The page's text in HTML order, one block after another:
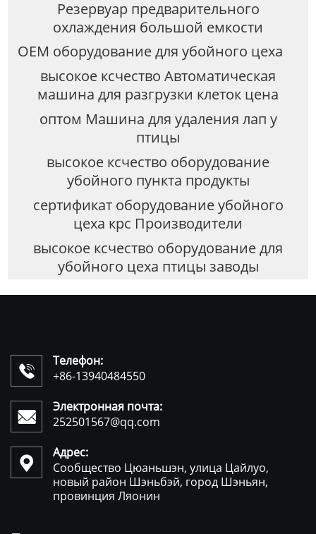
Резервуар предварительного
охлаждения большой емкости
OEM оборудование для убойного цеха
высокое ксчество Автоматическая
машина для разгрузки клеток цена
оптом Машина для удаления лап у
птицы
высокое ксчество оборудование
убойного пункта продукты
сертификат оборудование убойного
цеха крс Производители
высокое ксчество оборудование для
убойного цеха птицы заводы

Телефон:
+86-13940484550

Электронная почта:
252501567@qq.com

Адрес:
Сообщество Цюаньшэн, улица Цайлуо,
новый район Шэньбэй, город Шэньян,
провинция Ляонин